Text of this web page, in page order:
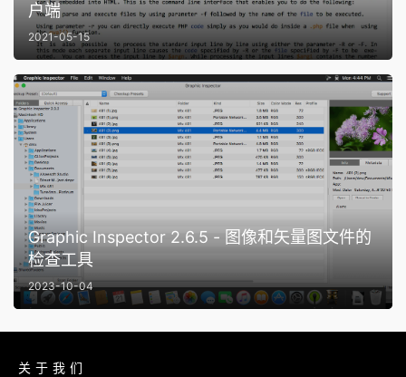
户端
2021-05-15
Graphic Inspector 2.6.5 - 图像和矢量图文件的
检查工具
2023-10-04
关于我们